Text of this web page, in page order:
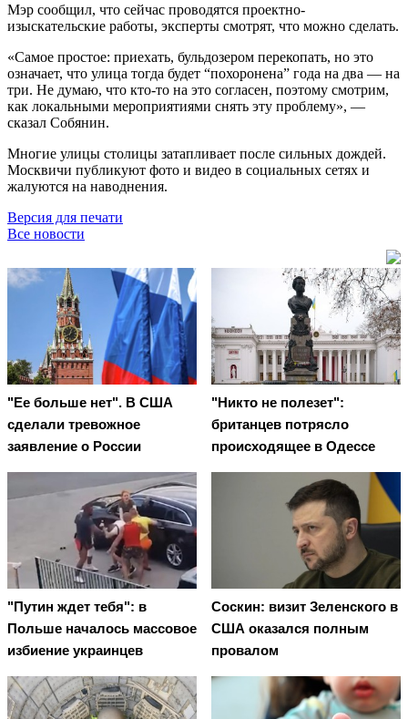
Мэр сообщил, что сейчас проводятся проектно-
изыскательские работы, эксперты смотрят, что можно сделать.
«Самое простое: приехать, бульдозером перекопать, но это
означает, что улица тогда будет “похоронена” года на два — на
три. Не думаю, что кто-то на это согласен, поэтому смотрим,
как локальными мероприятиями снять эту проблему», —
сказал Собянин.
Многие улицы столицы затапливает после сильных дождей.
Москвичи публикуют фото и видео в социальных сетях и
жалуются на наводнения.
Версия для печати
Все новости
"Ее больше нет". В США
сделали тревожное
заявление о России
"Никто не полезет":
британцев потрясло
происходящее в Одессе
"Путин ждет тебя": в
Польше началось массовое
избиение украинцев
Соскин: визит Зеленского в
США оказался полным
провалом